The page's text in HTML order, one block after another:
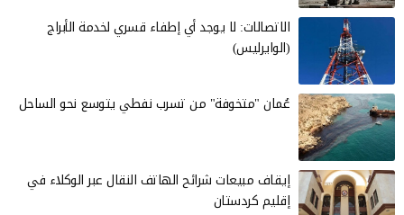
الاتصالات: لا يوجد أي إطفاء قسري لخدمة الأبراج
(الوايرليس)
عُمان "متخوفة" من تسرب نفطي يتوسع نحو الساحل
إيقاف مبيعات شرائح الهاتف النقال عبر الوكلاء في
إقليم كردستان